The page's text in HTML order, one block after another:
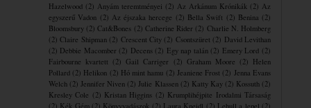
Hazelwood (2) Anyám teremtményei (2) Az Arkánum Krónikák (2) Az
egyszerű Vadon (2) Az éjszaka hercege (2) Bella Swift (2) Benina (2)
Bloomsbury (2) Cat&Bones (2) Catherine Rider (2) Charlie N. Holmberg
(2) Claire Shipman (2) Crescent City (2) Csontszüret (2) David Levithan
(2) Debbie Macomber (2) Decens (2) Egy nap talán (2) Emery Lord (2)
Fairbourne kvartett (2) Gail Carriger (2) Graham Moore (2) Helen
Pollard (2) Helikon (2) Hó mint hamu (2) Jeaniene Frost (2) Jenna Evans
Welch (2) Jennifer Niven (2) Julie Klassen (2) Katty Kay (2) Kossuth (2)
Kresley Cole (2) Kristan Higgins (2) Krumplihéjpite ​Irodalmi Társaság
(2) Kék Gém (2) Könyvvadászok (2) Laura Kneidl (2) Lehull a lepel (2)